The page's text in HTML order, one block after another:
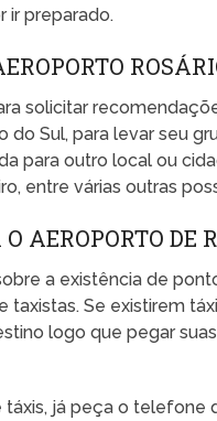
ir preparado.
solicitar
do Sul, para levar seu
para outro local ou
entre várias outras
AEROPORTO DE
a existência de
Se existirem
logo que pegar
já peça o telefone